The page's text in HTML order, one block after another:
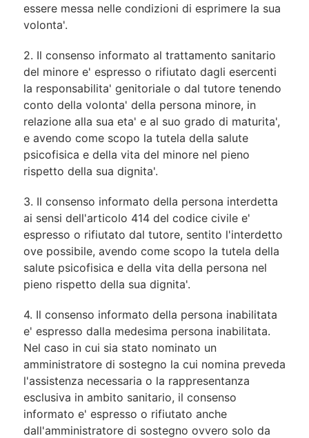
essere messa nelle condizioni di esprimere la sua
volonta'.
2. Il consenso informato al trattamento sanitario
del minore e' espresso o rifiutato dagli esercenti
la responsabilita' genitoriale o dal tutore tenendo
conto della volonta' della persona minore, in
relazione alla sua eta' e al suo grado di maturita',
e avendo come scopo la tutela della salute
psicofisica e della vita del minore nel pieno
rispetto della sua dignita'.
3. Il consenso informato della persona interdetta
ai sensi dell'articolo 414 del codice civile e'
espresso o rifiutato dal tutore, sentito l'interdetto
ove possibile, avendo come scopo la tutela della
salute psicofisica e della vita della persona nel
pieno rispetto della sua dignita'.
4. Il consenso informato della persona inabilitata
e' espresso dalla medesima persona inabilitata.
Nel caso in cui sia stato nominato un
amministratore di sostegno la cui nomina preveda
l'assistenza necessaria o la rappresentanza
esclusiva in ambito sanitario, il consenso
informato e' espresso o rifiutato anche
dall'amministratore di sostegno ovvero solo da